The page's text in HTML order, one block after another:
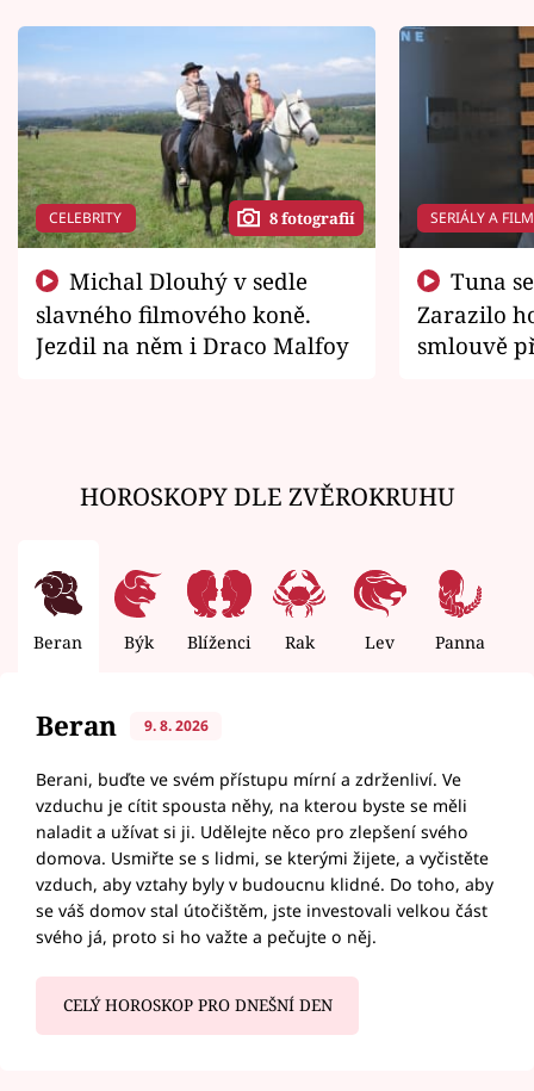
CELEBRITY 8 fotografií
slavného filmového koně.
Jezdil na něm i Draco Malfoy
SERIÁLY A
Zarazilo
smlouvě
HOROSKOPY DLE ZVĚROKRUHU
Beran Býk Blíženci Rak Lev Panna
Beran 9. 8. 2026
Berani, buďte ve svém přístupu mírní a zdrženliví. Ve
vzduchu je cítit spousta něhy, na kterou byste se měli
naladit a užívat si ji. Udělejte něco pro zlepšení svého
domova. Usmiřte se s lidmi, se kterými žijete, a vyčistěte
vzduch, aby vztahy byly v budoucnu klidné. Do toho, aby
se váš domov stal útočištěm, jste investovali velkou část
svého já, proto si ho važte a pečujte o něj.
CELÝ HOROSKOP PRO DNEŠNÍ DEN